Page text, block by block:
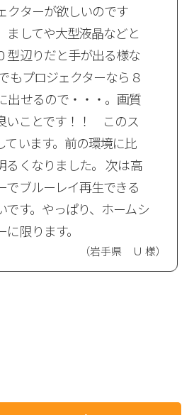
クターが欲しいのです
ましてや大型液晶などと
型辺りだと手が出る様な
もプロジェクターなら８
出せるので・・・。画質
いことです！！ このス
ています。前の環境に比
るくなりました。 次は高
でブルーレイ再生できる
す。やっぱり、ホームシ
限ります。
（岩手県 Ｕ 様）